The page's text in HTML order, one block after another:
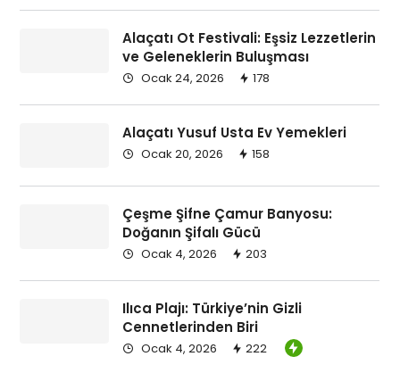
-yapılan işler 3
daha fazla…
DETAYLI INCELE
seramik/Fayans
isim soyisim
– yapılan işler 1
-yapılan işler 2
-yapılan işler 3
DETAYLI INCELE
Alaçatı Ot Festivali: Eşsiz Lezzetlerin
ve Geleneklerin Buluşması
Ocak 24, 2026 178
Alaçatı Yusuf Usta Ev Yemekleri
Ocak 20, 2026 158
Çeşme Şifne Çamur Banyosu:
Doğanın Şifalı Gücü
Ocak 4, 2026 203
Ilıca Plajı: Türkiye’nin Gizli
Cennetlerinden Biri
Ocak 4, 2026 222